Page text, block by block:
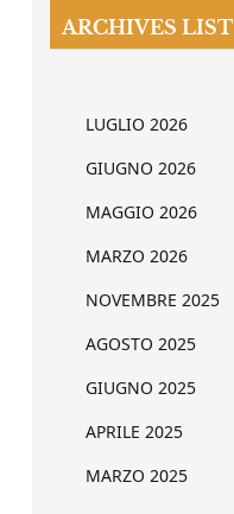
ARCHIVES LIST
LUGLIO 2026
GIUGNO 2026
MAGGIO 2026
MARZO 2026
NOVEMBRE 2025
AGOSTO 2025
GIUGNO 2025
APRILE 2025
MARZO 2025